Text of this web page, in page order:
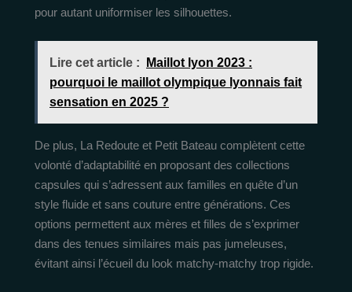
pour autant uniformiser les silhouettes.
Lire cet article :
Maillot lyon 2023 :
pourquoi le maillot olympique lyonnais fait
sensation en 2025 ?
De plus, La Redoute et Petit Bateau complètent cette
volonté d’adaptabilité en proposant des collections
capsules qui s’adressent aux familles en quête d’un
style fluide et sans couture entre générations. Ces
options permettent aux mères et filles de s’exprimer
dans des tenues similaires mais pas jumeleuses,
évitant ainsi l’écueil du look matchy-matchy trop rigide.